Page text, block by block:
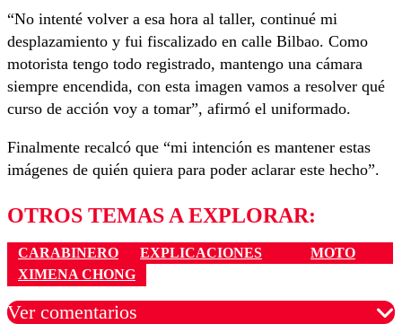
“No intenté volver a esa hora al taller, continué mi
desplazamiento y fui fiscalizado en calle Bilbao. Como
motorista tengo todo registrado, mantengo una cámara
siempre encendida, con esta imagen vamos a resolver qué
curso de acción voy a tomar”, afirmó el uniformado.
Finalmente recalcó que “mi intención es mantener estas
imágenes de quién quiera para poder aclarar este hecho”.
OTROS TEMAS A EXPLORAR:
CARABINERO EXPLICACIONES
MOTO
XIMENA CHONG
Ver comentarios